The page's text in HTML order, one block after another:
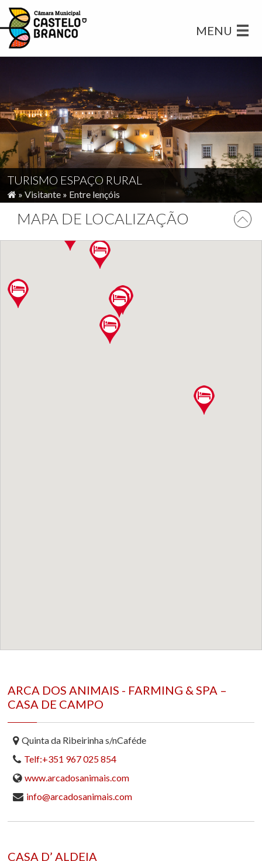
MENU
TURISMO ESPAÇO RURAL
» Visitante » Entre lençóis
MAPA DE LOCALIZAÇÃO
ARCA DOS ANIMAIS - FARMING & SPA –
CASA DE CAMPO
Quinta da Ribeirinha s/nCaféde
Telf:+351 967 025 854
www.arcadosanimais.com
info@arcadosanimais.com
CASA D’ ALDEIA